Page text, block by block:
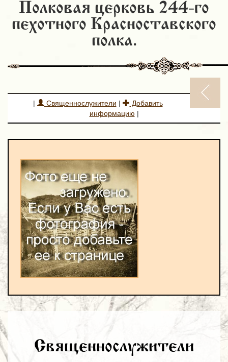
Полковая церковь 244-го
пехотного Красноставского
полка.
| Священнослужители |
Добавить
информацию |
Священнослужители